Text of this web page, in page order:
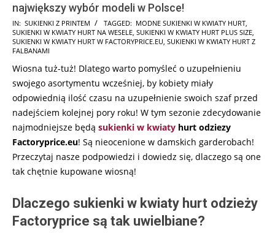
największy wybór modeli w Polsce!
2025-
08-
22
IN: SUKIENKI Z PRINTEM TAGGED: MODNE SUKIENKI W KWIATY HURT
SUKIENKI W KWIATY HURT NA WESELE SUKIENKI W KWIATY HURT PLUS SIZE
SUKIENKI W KWIATY HURT W FACTORYPRICE.EU SUKIENKI W KWIATY HURT Z
FALBANAMI
Wiosna tuż-tuż! Dlatego warto pomyśleć o uzupełnieniu
swojego asortymentu wcześniej, by kobiety miały
odpowiednią ilość czasu na uzupełnienie swoich szaf przed
nadejściem kolejnej pory roku! W tym sezonie zdecydowanie
najmodniejsze będą sukienki w kwiaty hurt odziezy
Factoryprice.eu! Są nieocenione w damskich garderobach!
Przeczytaj nasze podpowiedzi i dowiedz się, dlaczego są one
tak chętnie kupowane wiosną!
Dlaczego sukienki w kwiaty hurt odzieży
Factoryprice są tak uwielbiane?